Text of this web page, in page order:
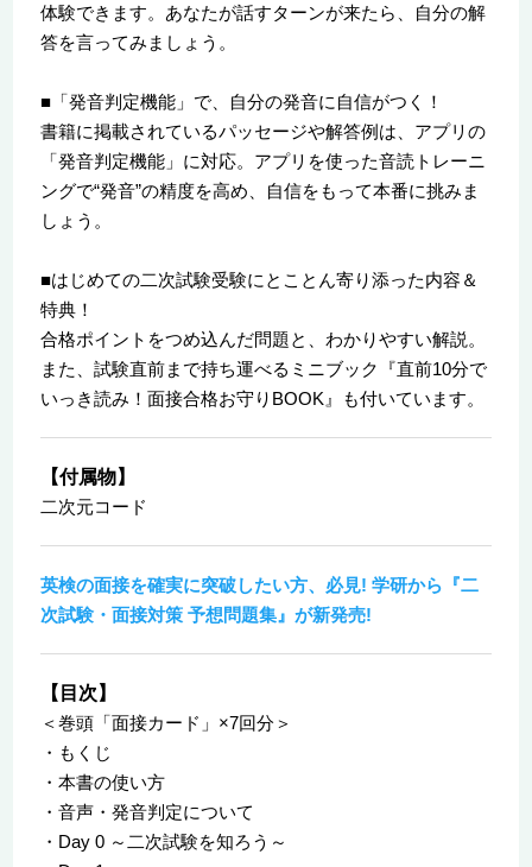
体験できます。あなたが話すターンが来たら、自分の解
答を言ってみましょう。
■「発音判定機能」で、自分の発音に自信がつく！
書籍に掲載されているパッセージや解答例は、アプリの
「発音判定機能」に対応。アプリを使った音読トレーニ
ングで“発音”の精度を高め、自信をもって本番に挑みま
しょう。
■はじめての二次試験受験にとことん寄り添った内容＆
特典！
合格ポイントをつめ込んだ問題と、わかりやすい解説。
また、試験直前まで持ち運べるミニブック『直前10分で
いっき読み！面接合格お守りBOOK』も付いています。
【付属物】
二次元コード
英検の面接を確実に突破したい方、必見! 学研から『二
次試験・面接対策 予想問題集』が新発売!
【目次】
＜巻頭「面接カード」×7回分＞
・もくじ
・本書の使い方
・音声・発音判定について
・Day 0 ～二次試験を知ろう～